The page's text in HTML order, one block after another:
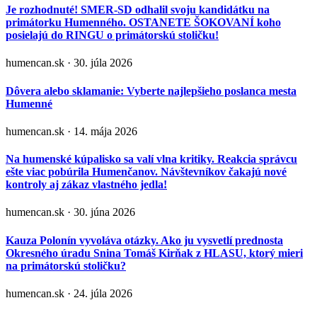
Je rozhodnuté! SMER-SD odhalil svoju kandidátku na
primátorku Humenného. OSTANETE ŠOKOVANÍ koho
posielajú do RINGU o primátorskú stoličku!
humencan.sk · 30. júla 2026
Dôvera alebo sklamanie: Vyberte najlepšieho poslanca mesta
Humenné
humencan.sk · 14. mája 2026
Na humenské kúpalisko sa valí vlna kritiky. Reakcia správcu
ešte viac pobúrila Humenčanov. Návštevníkov čakajú nové
kontroly aj zákaz vlastného jedla!
humencan.sk · 30. júna 2026
Kauza Polonín vyvoláva otázky. Ako ju vysvetlí prednosta
Okresného úradu Snina Tomáš Kirňak z HLASU, ktorý mieri
na primátorskú stoličku?
humencan.sk · 24. júla 2026